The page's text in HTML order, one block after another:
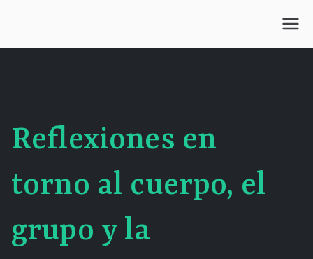
contenido
Centro Kesselman
Reflexiones en
torno al cuerpo, el
grupo y la